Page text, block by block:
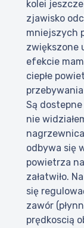
kolei
zjawisko
mniejszych
zwiększone
efekcie
ciepłe
Są
nie
odbywa się
powietrza
załatwiło.
się
zawór
prędkoscią